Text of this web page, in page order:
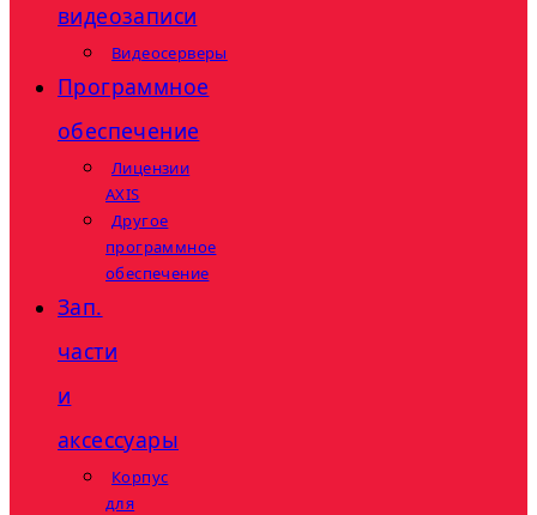
видеозаписи
Видеосерверы
Программное
обеспечение
Лицензии
AXIS
Другое
программное
обеспечение
Зап.
части
и
аксессуары
Корпус
для